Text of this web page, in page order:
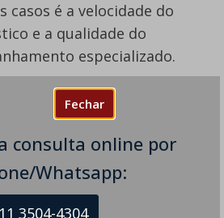
Fechar
consulta online por
Whatsapp:
11 3504-4304
casos é a velocidade do
e a qualidade do
especializado.
Multifocal
só acontece em
HIV?
o HIV tenha sido
a principal causa
associada à